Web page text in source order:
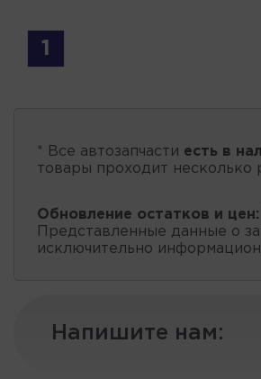
1
* Все автозапчасти есть в
товары проходит несколько
Обновление остатков и цен:
Представленные данные о
исключительно
Напишите нам: